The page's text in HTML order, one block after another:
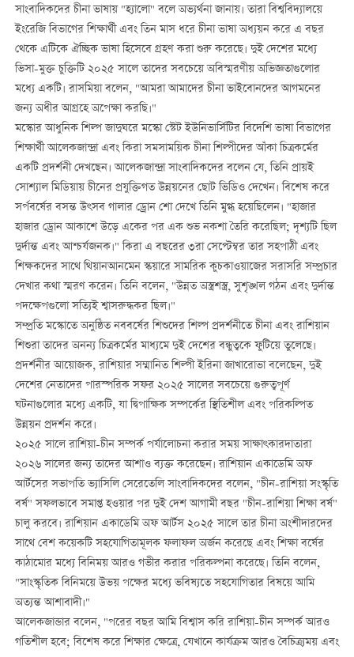
সাংবাদিকদের চীনা ভাষায় "হ্যালো" বলে অভ্যর্থনা জানায়। তারা বিশ্ববিদ্যালয়ে
ইংরেজি বিভাগের শিক্ষার্থী এবং তিন মাস ধরে চীনা ভাষা অধ্যয়ন করে এ বছর
থেকে এটিকে ঐচ্ছিক ভাষা হিসেবে গ্রহণ করা শুরু করেছে। দুই দেশের মধ্যে
ভিসা-মুক্ত চুক্তিটি ২০২৫ সালে তাদের সবচেয়ে অবিস্মরণীয় অভিজ্ঞতাগুলোর
মধ্যে একটি। রাসমিয়া বলেন, "আমরা আমাদের চীনা ভাইবোনদের আগমনের
জন্য অধীর আগ্রহে অপেক্ষা করছি।"
মস্কোর আধুনিক শিল্প জাদুঘরে মস্কো স্টেট ইউনিভার্সিটির বিদেশি ভাষা বিভাগের
শিক্ষার্থী আলেকজান্দ্রা এবং কিরা সমসাময়িক চীনা শিল্পীদের আঁকা চিত্রকর্মের
একটি প্রদর্শনী দেখছেন। আলেকজান্দ্রা সাংবাদিকদের বলেন যে, তিনি প্রায়ই
সোশ্যাল মিডিয়ায় চীনের প্রযুক্তিগত উন্নয়নের ছোট ভিডিও দেখেন। বিশেষ করে
সর্পবর্ষের বসন্ত উৎসব গালার ড্রোন শো দেখে তিনি মুগ্ধ হয়েছিলেন। "হাজার
হাজার ড্রোন আকাশে উড়ে একের পর এক শুভ নকশা তৈরি করেছিল; দৃশ্যটি ছিল
দুর্দান্ত এবং আশ্চর্যজনক।" কিরা এ বছরের ৩রা সেপ্টেম্বর তার সহপাঠী এবং
শিক্ষকদের সাথে থিয়ানআনমেন স্কয়ারে সামরিক কুচকাওয়াজের সরাসরি সম্প্রচার
দেখার কথা স্মরণ করেন। তিনি বলেন, "উন্নত অস্ত্রশস্ত্র, সুশৃঙ্খল গঠন এবং দুর্দান্ত
পদক্ষেপগুলো সত্যিই শ্বাসরুদ্ধকর ছিল।"
সম্প্রতি মস্কোতে অনুষ্ঠিত নববর্ষের শিশুদের শিল্প প্রদর্শনীতে চীনা এবং রাশিয়ান
শিশুরা তাদের অনন্য চিত্রকর্মের মাধ্যমে দুই দেশের বন্ধুত্বকে ফুটিয়ে তুলেছে।
প্রদর্শনীর আয়োজক, রাশিয়ার সম্মানিত শিল্পী ইরিনা জাখারোভা বলেছেন, দুই
দেশের নেতাদের পারস্পরিক সফর ২০২৫ সালের সবচেয়ে গুরুত্বপূর্ণ
ঘটনাগুলোর মধ্যে একটি, যা দ্বিপাক্ষিক সম্পর্কের স্থিতিশীল এবং পরিকল্পিত
উন্নয়ন প্রদর্শন করে।
২০২৫ সালে রাশিয়া-চীন সম্পর্ক পর্যালোচনা করার সময় সাক্ষাৎকারদাতারা
২০২৬ সালের জন্য তাদের আশাও ব্যক্ত করেছেন। রাশিয়ান একাডেমি অফ
আর্টসের সভাপতি ভ্যাসিলি সেরেতেলি সাংবাদিকদের বলেন, "চীন-রাশিয়া সংস্কৃতি
বর্ষ" সফলভাবে সমাপ্ত হওয়ার পর দুই দেশ আগামী বছর "চীন-রাশিয়া শিক্ষা বর্ষ"
চালু করবে। রাশিয়ান একাডেমি অফ আর্টস ২০২৫ সালে তার চীনা অংশীদারদের
সাথে বেশ কয়েকটি সহযোগিতামূলক ফলাফল অর্জন করেছে এবং শিক্ষা বর্ষের
কাঠামোর মধ্যে বিনিময় আরও গভীর করার পরিকল্পনা করেছে। তিনি বলেন,
"সাংস্কৃতিক বিনিময়ে উভয় পক্ষের মধ্যে ভবিষ্যতে সহযোগিতার বিষয়ে আমি
অত্যন্ত আশাবাদী।"
আলেকজান্ডার বলেন, "পরের বছর আমি বিশ্বাস করি রাশিয়া-চীন সম্পর্ক আরও
গতিশীল হবে; বিশেষ করে শিক্ষার ক্ষেত্রে, যেখানে কার্যক্রম আরও বৈচিত্র্যময় এবং